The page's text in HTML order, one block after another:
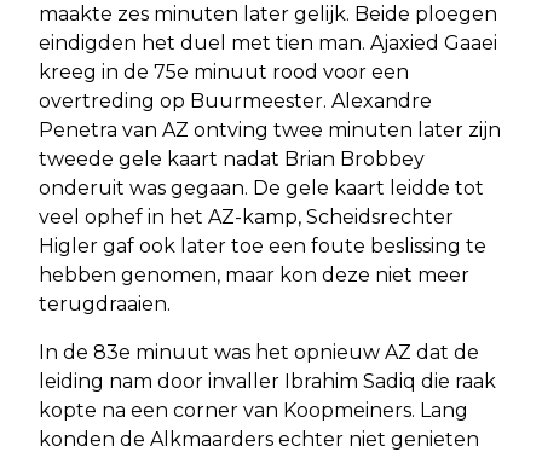
maakte zes minuten later gelijk. Beide ploegen
eindigden het duel met tien man. Ajaxied Gaaei
kreeg in de 75e minuut rood voor een
overtreding op Buurmeester. Alexandre
Penetra van AZ ontving twee minuten later zijn
tweede gele kaart nadat Brian Brobbey
onderuit was gegaan. De gele kaart leidde tot
veel ophef in het AZ-kamp, Scheidsrechter
Higler gaf ook later toe een foute beslissing te
hebben genomen, maar kon deze niet meer
terugdraaien.
In de 83e minuut was het opnieuw AZ dat de
leiding nam door invaller Ibrahim Sadiq die raak
kopte na een corner van Koopmeiners. Lang
konden de Alkmaarders echter niet genieten